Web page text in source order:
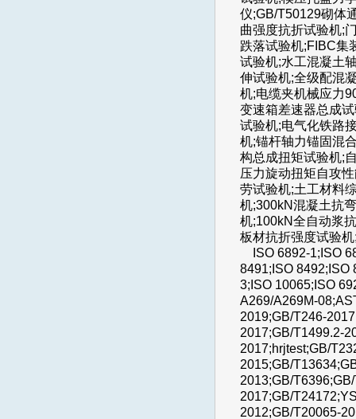
仪;GB/T50129砌体
曲强度抗折试验机;
跌落试验机;FIBC集
试验机;水工混凝土
伸试验机;全级配混
机;电缆夹机械应力
变速箱差速器总成
试验机;电气化铁路
机;锚杆轴力锚固混
构总成扭矩试验机;
压力旋动扭矩自攻
劳试验机;土工材料
机;300kN混凝土抗
机;100kN全自动浆
板材抗折强度试验
ISO 6892-1;ISO
8491;ISO 8492;ISO
3;ISO 10065;ISO
A269/A269M-
2019;GB/T246-
2017;GB/T1499.2-
2017;hrjtest;GB/
2015;GB/
2013;GB/
2017;GB/
2012;GB/T20065-